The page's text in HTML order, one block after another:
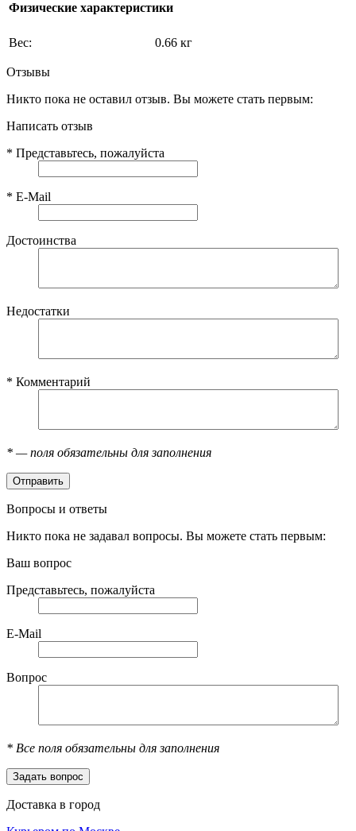
Физические характеристики
Вес: 0.66 кг
Отзывы
Никто пока не оставил отзыв. Вы можете стать первым:
Написать отзыв
* Представьтесь, пожалуйста
* E-Mail
Достоинства
Недостатки
* Комментарий
* — поля обязательны для заполнения
Вопросы и ответы
Никто пока не задавал вопросы. Вы можете стать первым:
Ваш вопрос
Представьтесь, пожалуйста
E-Mail
Вопрос
* Все поля обязательны для заполнения
Доставка в город